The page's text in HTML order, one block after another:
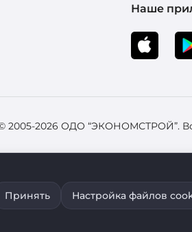
Наше
2005-2026 ОДО “ЭКОНОМСТРОЙ”.
Брестский областной
cookie воспользуйтесь
Принять Настройка файлов